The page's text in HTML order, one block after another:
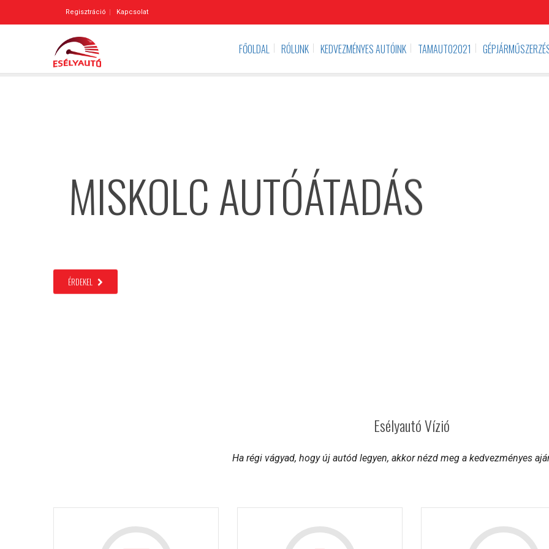
Regisztráció Kapcsolat
FŐOLDAL RÓLUNK KEDVEZMÉNYES AUTÓINK TAMAUTO2021
Esélyautó Vízió
Ha régi vágyad, hogy új autód legyen, akkor nézd meg a kedvezményes